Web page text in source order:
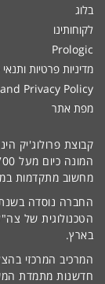
בלוג
לקוחותינו
Prologic
מדיניות פרטיות
Privacy Policy
מפת אתר
קבוצת פרולוג'יק
מחשוב מתקדמות
הטכנולוגית של
בארץ.
המרכיב המרכזי
חדשנות מתמדת